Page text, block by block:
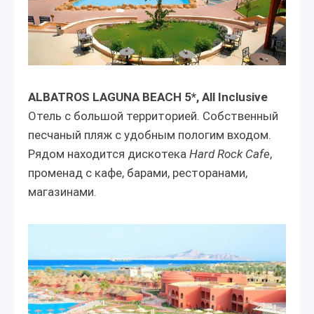
ALBATROS LAGUNA BEACH 5*, All Inclusive
Отель c большой территорией. Собственный
песчаный пляж с удобным пологим входом.
Рядом находится дискотека Hard Rock Cafe,
променад с кафе, барами, ресторанами,
магазинами.